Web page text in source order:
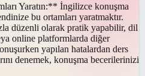
Yaratın:** İngilizce konuşma
bu ortamları yaratmaktır.
düzenli olarak pratik yapabilir, dil
online platformlarda diğer
yapılan hatalardan ders
denemek, konuşma becerilerinizi